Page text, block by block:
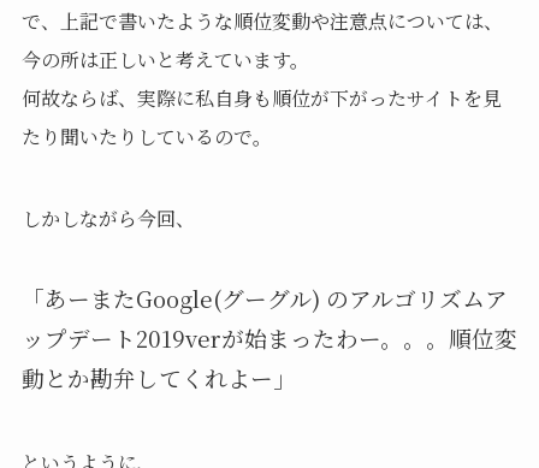
で、上記で書いたような順位変動や注意点については、
今の所は正しいと考えています。
何故ならば、実際に私自身も順位が下がったサイトを見
たり聞いたりしているので。
しかしながら今回、
「あーまたGoogle(グーグル) のアルゴリズムア
ップデート2019verが始まったわー。。。順位変
動とか勘弁してくれよー」
というように、